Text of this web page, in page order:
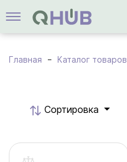
Главная Каталог товаров
Cортировка